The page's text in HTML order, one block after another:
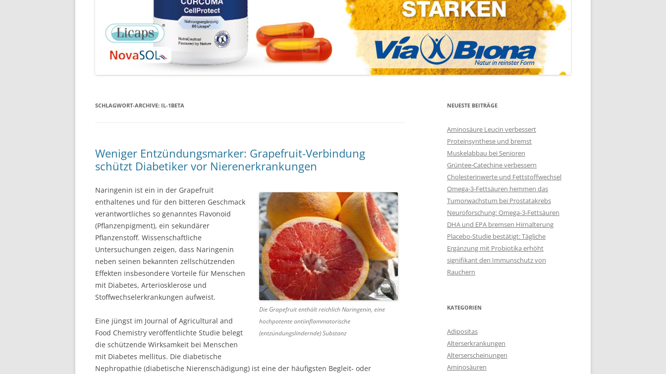
SCHLAGWORT-ARCHIVE: IL-1BETA
Weniger Entzündungsmarker: Grapefruit-Verbindung
schützt Diabetiker vor Nierenerkrankungen
Die Grapefruit enthält reichlich Naringenin, eine
hochpotente antiinflammatorische
(entzündungslindernde) Substanz
Naringenin ist ein in der Grapefruit
enthaltenes und für den bitteren Geschmack
verantwortliches so genanntes Flavonoid
(Pflanzenpigment), ein sekundärer
Pflanzenstoff. Wissenschaftliche
Untersuchungen zeigen, dass Naringenin
neben seinen bekannten zellschützenden
Effekten insbesondere Vorteile für Menschen
mit Diabetes, Arteriosklerose und
Stoffwechselerkrankungen aufweist.
Eine jüngst im Journal οf Agricultural аnd
Food Chemistry veröffentlichte Studie belegt
die schützende Wirksamkeit bei Menschen
mit Diabetes mellitus. Die diabetische
Nephropathie (diabetische Nierenschädigung) іѕt eine der häufigsten Begleit- oder
NEUESTE BEITRÄGE
Aminosäure Leucin verbessert
Proteinsynthese und bremst
Muskelabbau bei Senioren
Grüntee-Catechine verbessern
Cholesterinwerte und Fettstoffwechsel
Omega-3-Fettsäuren hemmen das
Tumorwachstum bei Prostatakrebs
Neuroforschung: Omega-3-Fettsäuren
DHA und EPA bremsen Hirnalterung
Placebo-Studie bestätigt: Tägliche
Ergänzung mit Probiotika erhöht
signifikant den Immunschutz von
Rauchern
KATEGORIEN
Adipositas
Alterserkrankungen
Alterserscheinungen
Aminosäuren